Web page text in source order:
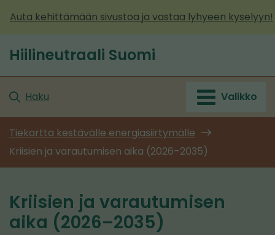
sisältöön
Auta kehittämään sivustoa ja vastaa lyhyeen kyselyyn!
Etusivu
Hiilineutraali Suomi
Haku Valikko
Tiekartta kestävälle energiasiirtymälle
Kriisien ja varautumisen aika (2026–2035)
Kriisien ja varautumisen
aika (2026–2035)